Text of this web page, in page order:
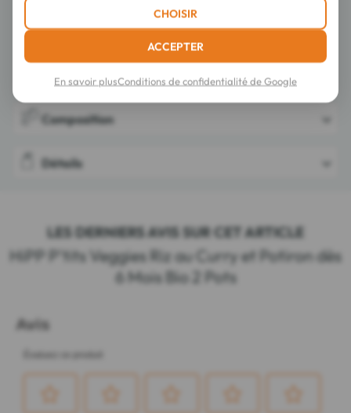
Conseils d'utilisation
Composition
Détails
LES DERNIERS AVIS SUR CET ARTICLE
HiPP P'tits Veggies Riz au Curry et Potiron dès
6 Mois Bio 2 Pots
CHOISIR
ACCEPTER
En savoir plusConditions de confidentialité de Google